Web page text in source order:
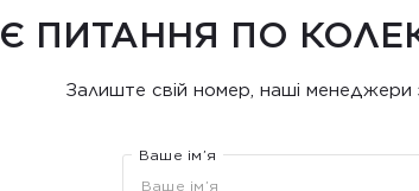
Є ПИТАННЯ ПО
Залиште свій номер, наші
Ваше ім’я